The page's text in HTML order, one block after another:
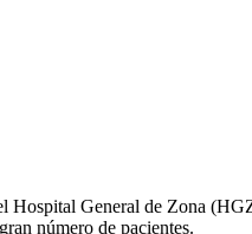
General de Zona
número de pacientes.